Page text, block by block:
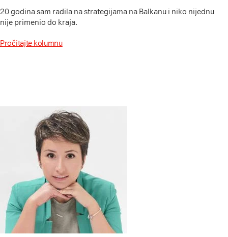
20 godina sam radila na strategijama na Balkanu i niko nijednu
nije primenio do kraja.
Pročitajte kolumnu